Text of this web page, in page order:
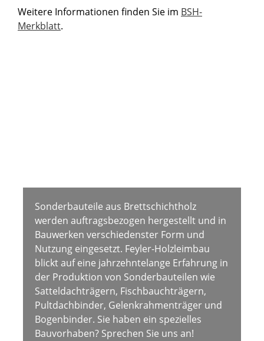
Weitere Informationen finden Sie im BSH-
Merkblatt.
Sonderbauteile aus Brettschichtholz
werden auftragsbezogen hergestellt und in
Bauwerken verschiedenster Form und
Nutzung eingesetzt. Feyler-Holzleimbau
blickt auf eine jahrzehntelange Erfahrung in
der Produktion von Sonderbauteilen wie
Satteldachträgern, Fischbauchträgern,
Pultdachbinder, Gelenkrahmenträger und
Bogenbinder. Sie haben ein spezielles
Bauvorhaben? Sprechen Sie uns an!